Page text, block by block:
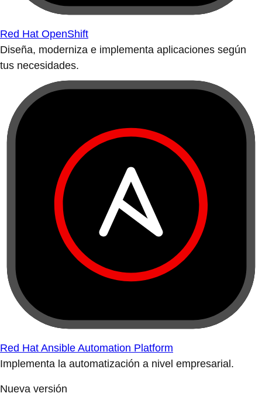
Red Hat OpenShift
Diseña, moderniza e implementa aplicaciones según
tus necesidades.
Red Hat Ansible Automation Platform
Implementa la automatización a nivel empresarial.
Nueva versión